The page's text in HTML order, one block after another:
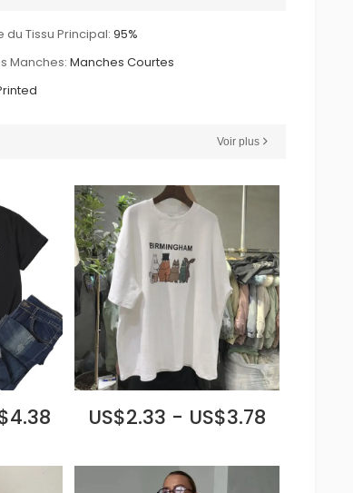
Tissu Principal: 95%
Manches: Manches Courtes
Voir plus
US$2.33 - US$3.78